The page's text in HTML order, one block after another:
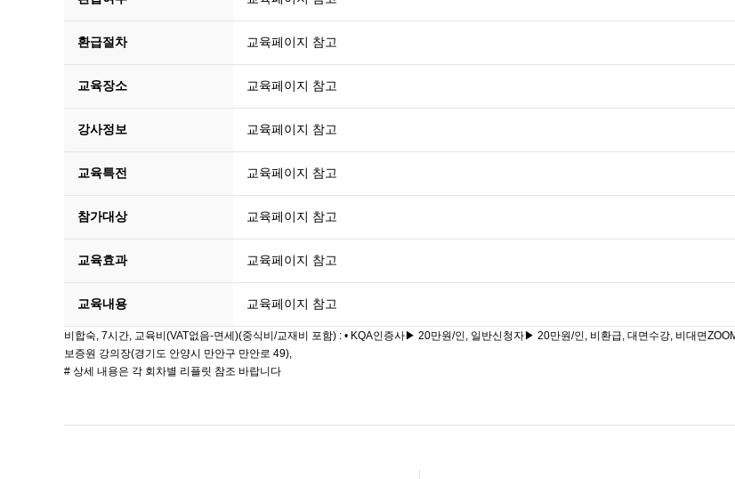
환급절차 교육페이지 참고
교육장소 교육페이지 참고
강사정보 교육페이지 참고
교육특전 교육페이지 참고
참가대상 교육페이지 참고
교육효과 교육페이지 참고
교육내용 교육페이지 참고
비합숙, 7시간, 교육비(VAT없음-면세)(중식비/교재비 포함) : • KQA인증사▶ 20만원/인, 일반신청자▶ 20만원/인, 비환급, 대면수강, 비대면
보증원 강의장(경기도 안양시 만안구 만안로 49),
# 상세 내용은 각 회차별 리플릿 참조 바랍니다